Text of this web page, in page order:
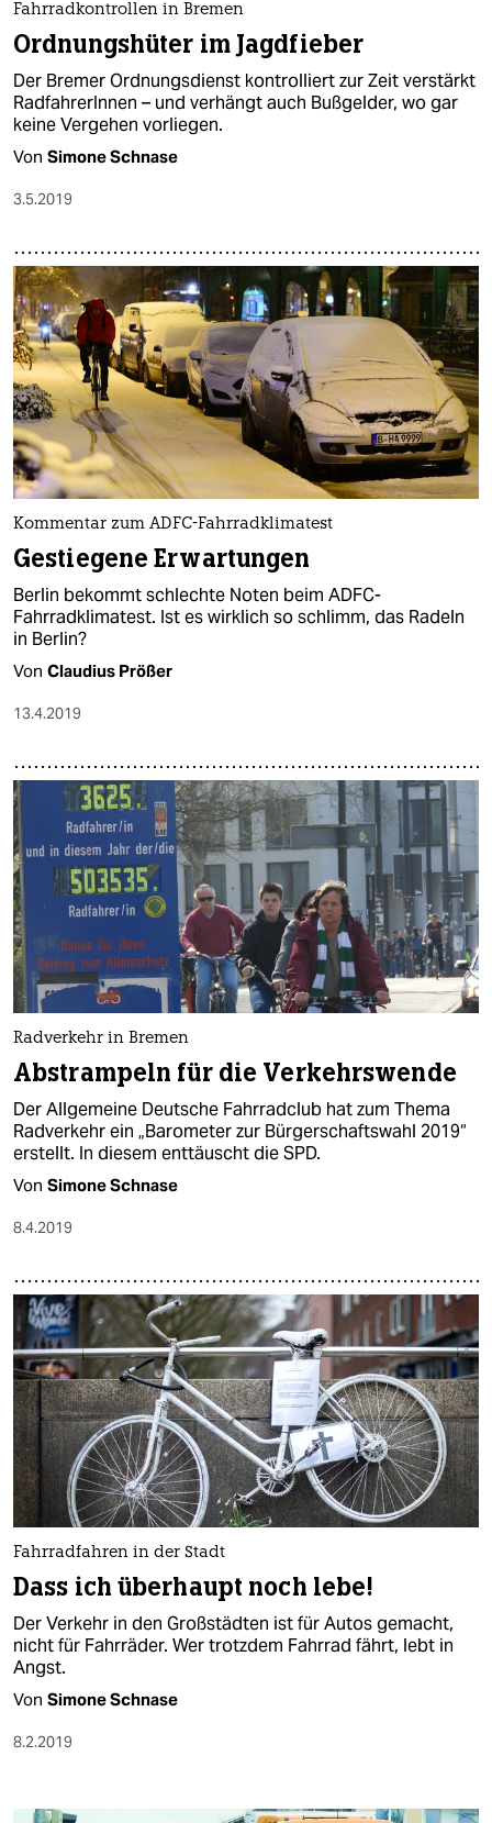
Fahrradkontrollen in Bremen
Ordnungshüter im Jagdfieber
Der Bremer Ordnungsdienst kontrolliert zur Zeit verstärkt
RadfahrerInnen – und verhängt auch Bußgelder, wo gar
keine Vergehen vorliegen.
Von Simone Schnase
3.5.2019
Kommentar zum ADFC-Fahrradklimatest
Gestiegene Erwartungen
Berlin bekommt schlechte Noten beim ADFC-
Fahrradklimatest. Ist es wirklich so schlimm, das Radeln
in Berlin?
Von Claudius Prößer
13.4.2019
Radverkehr in Bremen
Abstrampeln für die Verkehrswende
Der Allgemeine Deutsche Fahrradclub hat zum Thema
Radverkehr ein „Barometer zur Bürgerschaftswahl 2019“
erstellt. In diesem enttäuscht die SPD.
Von Simone Schnase
8.4.2019
Fahrradfahren in der Stadt
Dass ich überhaupt noch lebe!
Der Verkehr in den Großstädten ist für Autos gemacht,
nicht für Fahrräder. Wer trotzdem Fahrrad fährt, lebt in
Angst.
Von Simone Schnase
8.2.2019